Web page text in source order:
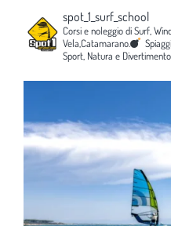
spot_1_surf_school
Corsi e noleggio di Surf,
Vela,Catamarano.
Sport, Natura e